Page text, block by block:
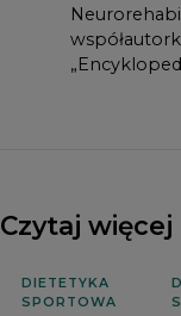
Czytaj więcej
DIETETYKA
SPORTOWA